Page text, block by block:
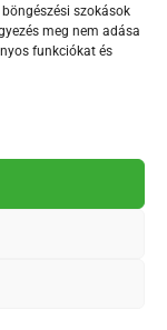
szokások
meg nem adása
funkciókat és
a
program
Jogú Város